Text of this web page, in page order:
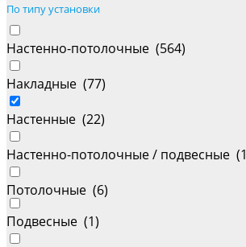
По типу установки
Настенно-потолочные (564)
Накладные (77)
Настенные (22)
Настенно-потолочные / подвесные (
Потолочные (6)
Подвесные (1)